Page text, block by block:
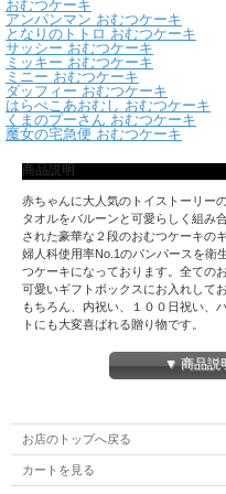
おむつケーキ
アンパンマン おむつケーキ
となりのトトロ おむつケーキ
サッシー おむつケーキ
ミッキー おむつケーキ
ミニー おむつケーキ
ダッフィー おむつケーキ
はらぺこあおむし おむつケーキ
くまのプーさん おむつケーキ
魔女の宅急便 おむつケーキ
商品説明
赤ちゃんに大人気のトイストーリー
タオルをバルーンと可愛らしく組み
された豪華な２段のおむつケーキの
婦人科使用率No.1のパンパースを衛
つケーキになっております。全ての
可愛いギフトボックスにお入れして
もちろん、内祝い、１００日祝い、
トにも大変喜ばれる贈り物です。
【こだわりのラッピング】
BOXにお入れしてお届け致しますの
トとして大変喜ばれます。
【お祝いに大人気】
▼ 商品説
お店のトップへ戻る
カートを見る